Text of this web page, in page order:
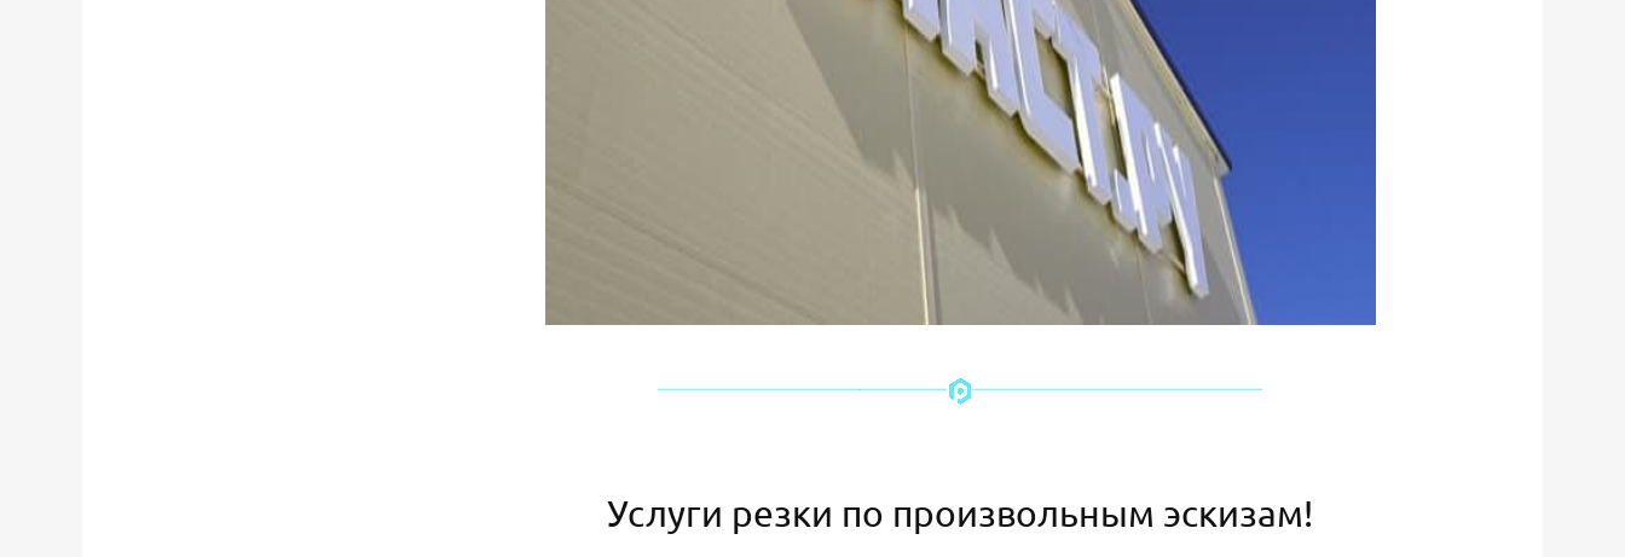
Услуги резки по произвольным эскизам!